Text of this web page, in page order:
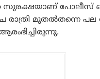
പോലീസ്
മുതൽതന്നെ പല